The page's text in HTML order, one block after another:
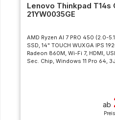
Lenovo Thinkpad T14s
21YW0035GE
AMD Ryzen AI 7 PRO 450 (2.0-
SSD, 14" TOUCH WUXGA IPS
Radeon 860M, Wi-Fi 7, HDMI,
Sec. Chip, Windows 11 Pro 64,
ab